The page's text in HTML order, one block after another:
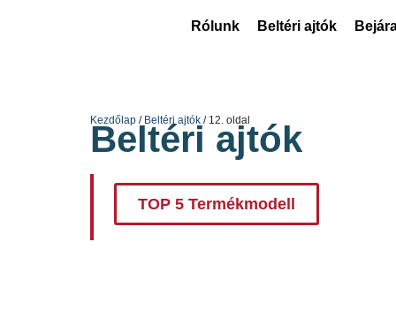
Rólunk Beltéri ajtók
Kezdőlap / Beltéri ajtók / 12. oldal
Beltéri ajtók
TOP 5 Termékmodell